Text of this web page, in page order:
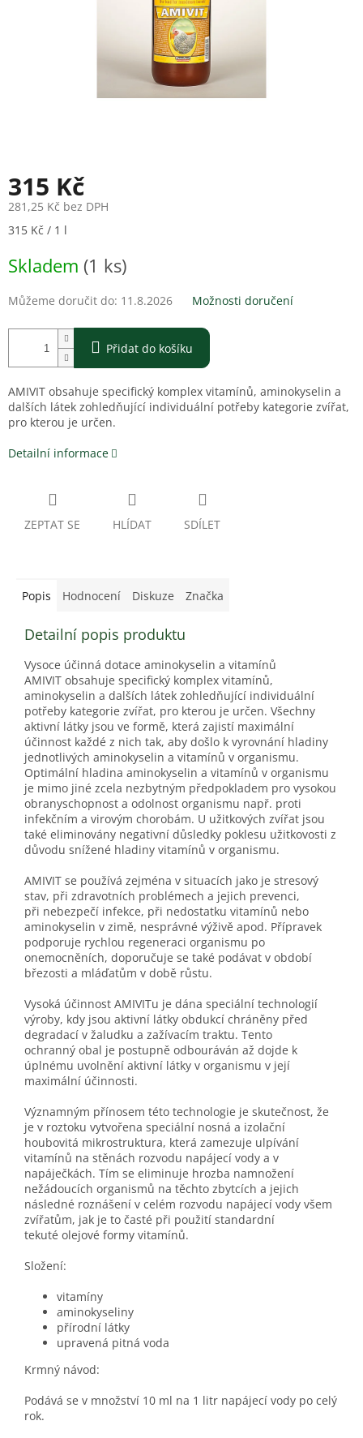
315 Kč
281,25 Kč bez DPH
Měrná
315 Kč / 1 l
Skladem (1 ks)
Můžeme doručit do: 11.8.2026 Možnosti doručení
Přidat do košíku
AMIVIT obsahuje specifický komplex vitamínů, aminokyselin a
dalších látek zohledňující individuální potřeby kategorie zvířat,
pro kterou je určen.
Detailní informace
ZEPTAT SE HLÍDAT SDÍLET
Popis Hodnocení Diskuze Značka
Detailní popis produktu
Vysoce účinná dotace aminokyselin a vitamínů
AMIVIT obsahuje specifický komplex vitamínů,
aminokyselin a dalších látek zohledňující individuální
potřeby kategorie zvířat, pro kterou je určen. Všechny
aktivní látky jsou ve formě, která zajistí maximální
účinnost každé z nich tak, aby došlo k vyrovnání hladiny
jednotlivých aminokyselin a vitamínů v organismu.
Optimální hladina aminokyselin a vitamínů v organismu
je mimo jiné zcela nezbytným předpokladem pro vysokou
obranyschopnost a odolnost organismu např. proti
infekčním a virovým chorobám. U užitkových zvířat jsou
také eliminovány negativní důsledky poklesu užitkovosti z
důvodu snížené hladiny vitamínů v organismu.
AMIVIT se používá zejména v situacích jako je stresový
stav, při zdravotních problémech a jejich prevenci,
při nebezpečí infekce, při nedostatku vitamínů nebo
aminokyselin v zimě, nesprávné výživě apod. Přípravek
podporuje rychlou regeneraci organismu po
onemocněních, doporučuje se také podávat v období
březosti a mláďatům v době růstu.
Vysoká účinnost AMIVITu je dána speciální technologií
výroby, kdy jsou aktivní látky obdukcí chráněny před
degradací v žaludku a zažívacím traktu. Tento
ochranný obal je postupně odbouráván až dojde k
úplnému uvolnění aktivní látky v organismu v její
maximální účinnosti.
Významným přínosem této technologie je skutečnost, že
je v roztoku vytvořena speciální nosná a izolační
houbovitá mikrostruktura, která zamezuje ulpívání
vitamínů na stěnách rozvodu napájecí vody a v
napáječkách. Tím se eliminuje hrozba namnožení
nežádoucích organismů na těchto zbytcích a jejich
následné roznášení v celém rozvodu napájecí vody všem
zvířatům, jak je to časté při použití standardní
tekuté olejové formy vitamínů.
Složení:
vitamíny
aminokyseliny
přírodní látky
upravená pitná voda
Krmný návod:
Podává se v množství 10 ml na 1 litr napájecí vody po celý
rok.